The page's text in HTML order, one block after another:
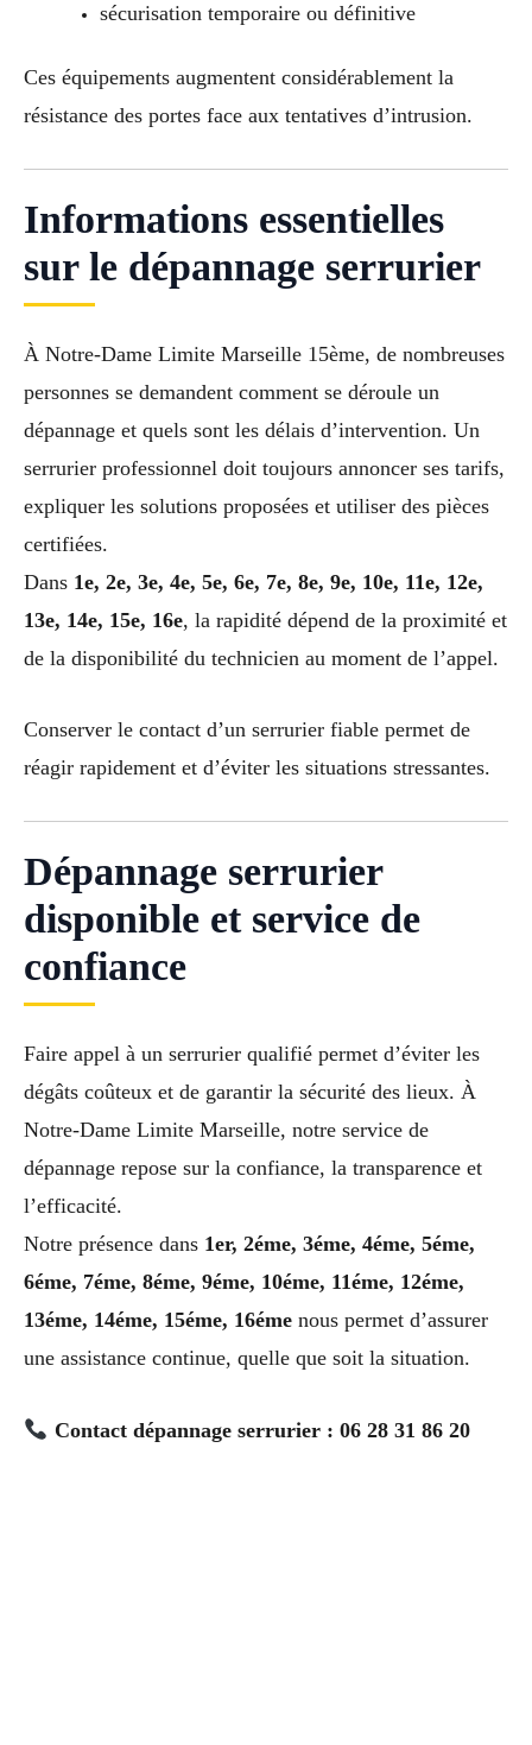
sécurisation temporaire ou définitive
Ces équipements augmentent considérablement la
résistance des portes face aux tentatives d’intrusion.
Informations essentielles
sur le dépannage serrurier
À Notre-Dame Limite Marseille 15ème, de nombreuses
personnes se demandent comment se déroule un
dépannage et quels sont les délais d’intervention. Un
serrurier professionnel doit toujours annoncer ses tarifs,
expliquer les solutions proposées et utiliser des pièces
certifiées.
Dans 1e, 2e, 3e, 4e, 5e, 6e, 7e, 8e, 9e, 10e, 11e, 12e,
13e, 14e, 15e, 16e, la rapidité dépend de la proximité et
de la disponibilité du technicien au moment de l’appel.
Conserver le contact d’un serrurier fiable permet de
réagir rapidement et d’éviter les situations stressantes.
Dépannage serrurier
disponible et service de
confiance
Faire appel à un serrurier qualifié permet d’éviter les
dégâts coûteux et de garantir la sécurité des lieux. À
Notre-Dame Limite Marseille, notre service de
dépannage repose sur la confiance, la transparence et
l’efficacité.
Notre présence dans 1er, 2éme, 3éme, 4éme, 5éme,
6éme, 7éme, 8éme, 9éme, 10éme, 11éme, 12éme,
13éme, 14éme, 15éme, 16éme nous permet d’assurer
une assistance continue, quelle que soit la situation.
Contact dépannage serrurier : 06 28 31 86 20